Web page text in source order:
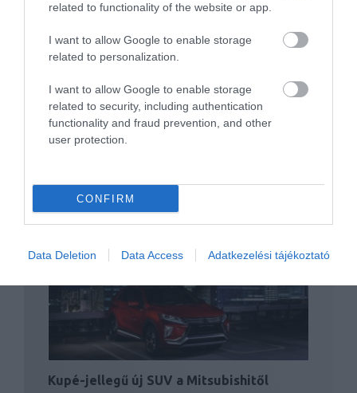
related to functionality of the website or app.
I want to allow Google to enable storage
related to personalization.
I want to allow Google to enable storage
related to security, including authentication
functionality and fraud prevention, and other
user protection.
CONFIRM
Data Deletion Data Access Adatkezelési tájékoztató
Eclipse néven jöhet az új Mitsubishi
Tovább él a Mitsubishi Lancer
Kupé-jellegű új SUV a Mitsubishitől